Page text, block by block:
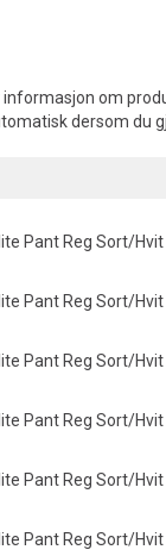
om
dersom du
Pant Reg Sort/Hvit
Pant Reg Sort/Hvit
Pant Reg Sort/Hvit
Pant Reg Sort/Hvit L
Pant Reg Sort/Hvit
Pant Reg Sort/Hvit